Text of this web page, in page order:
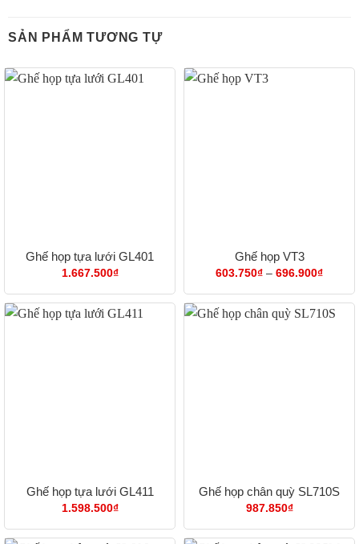
SẢN PHẨM TƯƠNG TỰ
Ghế họp tựa lưới GL401
1.667.500₫
Ghế họp VT3
603.750₫ – 696.900₫
từ
đến
Ghế họp tựa lưới GL411
1.598.500₫
Ghế họp chân quỳ SL710S
987.850₫